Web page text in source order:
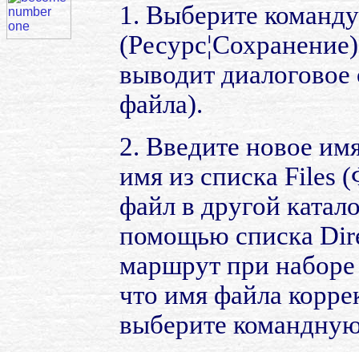
1. Выберите
выводит
файла).
2. Введите новое
имя из списка Files
файл в другой
помощью списка
маршрут при
что имя файла
выберите